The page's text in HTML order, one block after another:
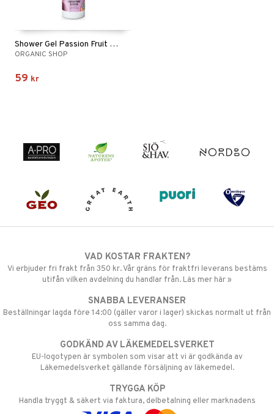
Shower Gel Passion Fruit & Cacao
ORGANIC SHOP
59 kr
VAD KOSTAR FRAKTEN?
Vi erbjuder fri frakt från 350 kr. Vår gräns för fraktfri leverans bestäms
utifån vilken avdelning du handlar från. Läs mer här »
SNABBA LEVERANSER
Beställningar lagda före 14:00 (gäller varor i lager) skickas normalt ut från
oss samma dag.
GODKÄND AV LÄKEMEDELSVERKET
EU-logotypen är symbolen som visar att vi är godkända av
Läkemedelsverket gällande försäljning av läkemedel.
TRYGGA KÖP
Handla tryggt & säkert via faktura, delbetalning eller marknadens